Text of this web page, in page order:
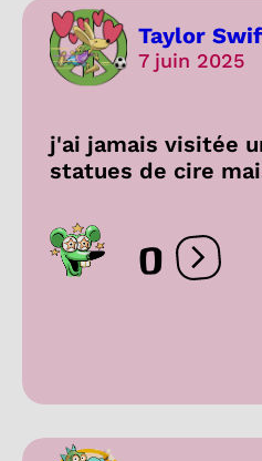
Taylor
7 juin 2025
j'ai jamais visitée
statues de cire
0 Ouvrir